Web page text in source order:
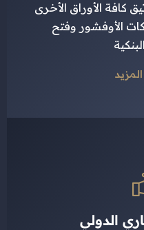
كافة الأوراق الأخرى
الأوفشور وفتح
الدولي